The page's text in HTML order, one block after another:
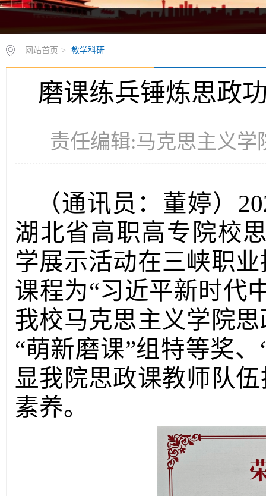
网站首页 > 教学科研
磨课练兵锤炼思政
责任编辑:马克思主义
（通讯员：董婷）
湖北省高职高专院校
学展示活动在三峡职
课程为“习近平新时代
我校马克思主义学院
“萌新磨课”组特等奖
显我院思政课教师队
素养。